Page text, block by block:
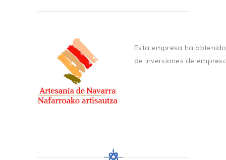
Esta empresa ha
de inversiones de